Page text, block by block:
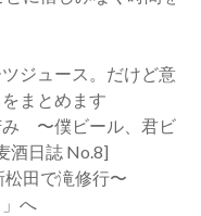
ジュース。だけど意
まとめます
み 〜僕ビール、君ビ
酒日誌 No.8]
田で滝修行〜
へ